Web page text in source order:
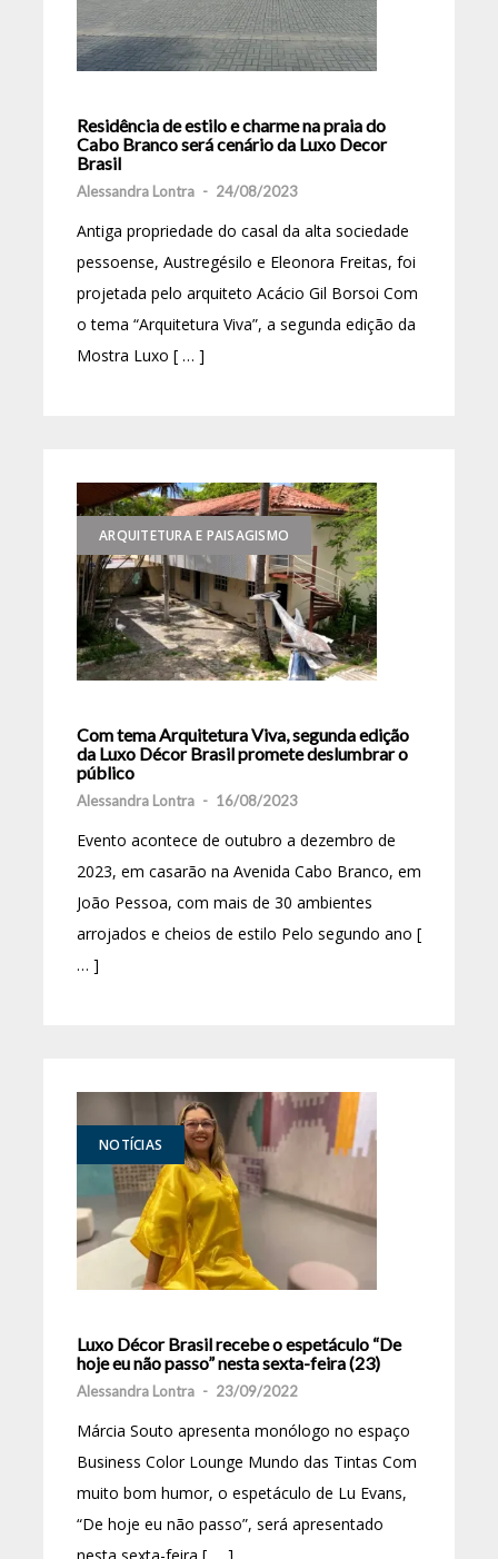
Residência de estilo e charme na praia do
Cabo Branco será cenário da Luxo Decor
Brasil
Alessandra Lontra - 24/08/2023
Antiga propriedade do casal da alta sociedade
pessoense, Austregésilo e Eleonora Freitas, foi
projetada pelo arquiteto Acácio Gil Borsoi Com
o tema “Arquitetura Viva”, a segunda edição da
Mostra Luxo [ … ]
ARQUITETURA E PAISAGISMO
Com tema Arquitetura Viva, segunda edição
da Luxo Décor Brasil promete deslumbrar o
público
Alessandra Lontra - 16/08/2023
Evento acontece de outubro a dezembro de
2023, em casarão na Avenida Cabo Branco, em
João Pessoa, com mais de 30 ambientes
arrojados e cheios de estilo Pelo segundo ano [
… ]
NOTÍCIAS
Luxo Décor Brasil recebe o espetáculo “De
hoje eu não passo” nesta sexta-feira (23)
Alessandra Lontra - 23/09/2022
Márcia Souto apresenta monólogo no espaço
Business Color Lounge Mundo das Tintas Com
muito bom humor, o espetáculo de Lu Evans,
“De hoje eu não passo”, será apresentado
nesta sexta-feira [ … ]